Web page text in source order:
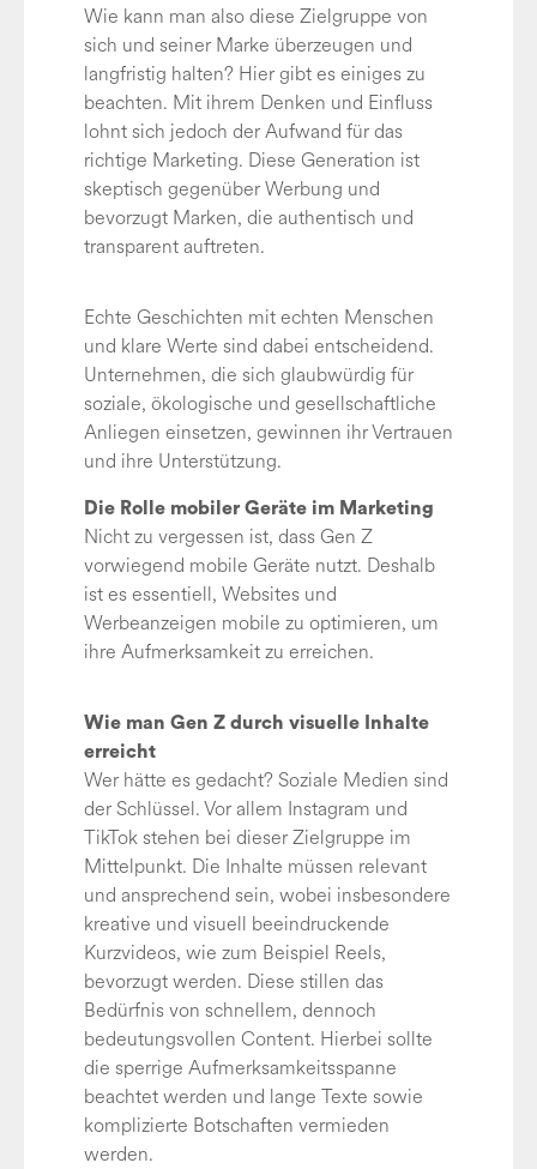
Wie kann man also diese Zielgruppe von
sich und seiner Marke überzeugen und
langfristig halten? Hier gibt es einiges zu
beachten. Mit ihrem Denken und Einfluss
lohnt sich jedoch der Aufwand für das
richtige Marketing. Diese Generation ist
skeptisch gegenüber Werbung und
bevorzugt Marken, die authentisch und
transparent auftreten.
Echte Geschichten mit echten Menschen
und klare Werte sind dabei entscheidend.
Unternehmen, die sich glaubwürdig für
soziale, ökologische und gesellschaftliche
Anliegen einsetzen, gewinnen ihr Vertrauen
und ihre Unterstützung.
Die Rolle mobiler Geräte im Marketing
Nicht zu vergessen ist, dass Gen Z
vorwiegend mobile Geräte nutzt. Deshalb
ist es essentiell, Websites und
Werbeanzeigen mobile zu optimieren, um
ihre Aufmerksamkeit zu erreichen.
Wie man Gen Z durch visuelle Inhalte
erreicht
Wer hätte es gedacht? Soziale Medien sind
der Schlüssel. Vor allem Instagram und
TikTok stehen bei dieser Zielgruppe im
Mittelpunkt. Die Inhalte müssen relevant
und ansprechend sein, wobei insbesondere
kreative und visuell beeindruckende
Kurzvideos, wie zum Beispiel Reels,
bevorzugt werden. Diese stillen das
Bedürfnis von schnellem, dennoch
bedeutungsvollen Content. Hierbei sollte
die sperrige Aufmerksamkeitsspanne
beachtet werden und lange Texte sowie
komplizierte Botschaften vermieden
werden.